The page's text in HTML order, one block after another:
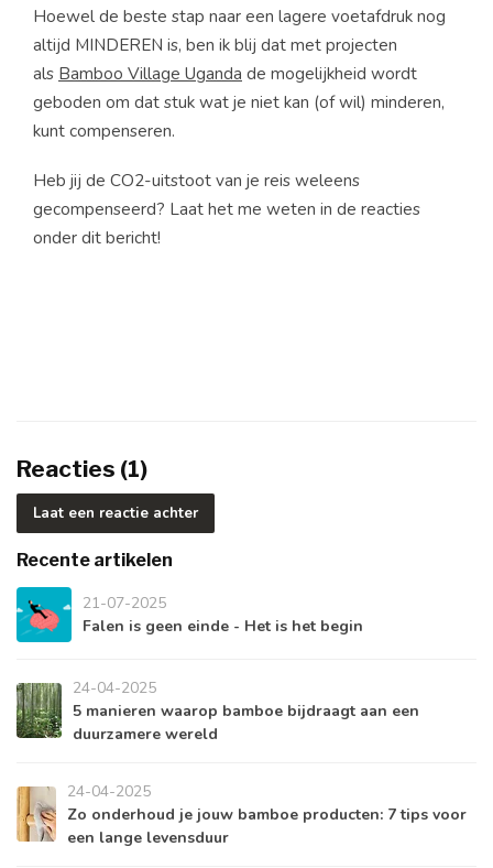
Hoewel de beste stap naar een lagere voetafdruk nog
altijd MINDEREN is, ben ik blij dat met projecten
als Bamboo Village Uganda de mogelijkheid wordt
geboden om dat stuk wat je niet kan (of wil) minderen,
kunt compenseren.
Heb jij de CO2-uitstoot van je reis weleens
gecompenseerd? Laat het me weten in de reacties
onder dit bericht!
Reacties (1)
Laat een reactie achter
Recente artikelen
21-07-2025
Falen is geen einde - Het is het begin
24-04-2025
5 manieren waarop bamboe bijdraagt aan een
duurzamere wereld
24-04-2025
Zo onderhoud je jouw bamboe producten: 7 tips voor
een lange levensduur